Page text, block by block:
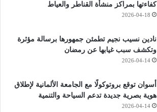
كفاءتها بمراكز منشأة القناطر والعياط
2026-04-18
نادين نسيب نجيم تطمئن جمهورها برسالة مؤثرة
وتكشف سبب غيابها عن رمضان
2026-04-14
أسوان توقع بروتوكولًا مع الجامعة الألمانية لإطلاق
هوية بصرية جديدة تدعم السياحة والتنمية
2026-04-14